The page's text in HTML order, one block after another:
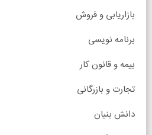
بازاریابی و فروش
برنامه نویسی
بیمه و قانون کار
تجارت و بازرگانی
دانش بنیان